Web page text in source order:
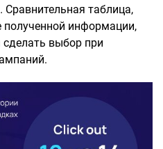
таблица,
полученной информации,
выбор при